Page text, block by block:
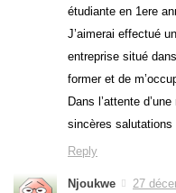
étudiante en 1ere
J’aimerai effectué
entreprise situé
former et de
Dans l’attente
sincères salutations
Reply
Njoukwe 27